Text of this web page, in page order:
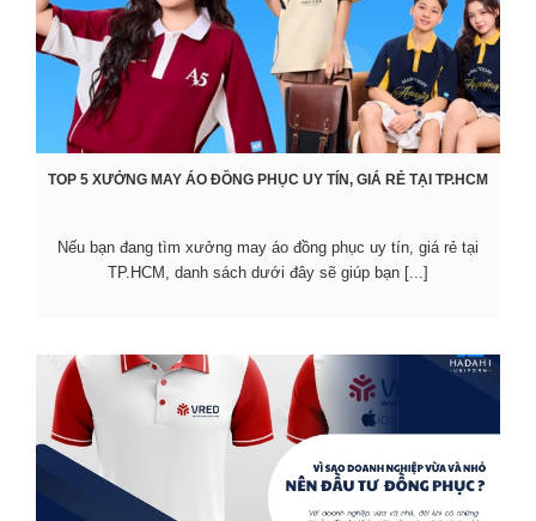
TOP 5 XƯỞNG MAY ÁO ĐỒNG PHỤC UY TÍN, GIÁ RẺ TẠI TP.HCM
Nếu bạn đang tìm xưởng may áo đồng phục uy tín, giá rẻ tại
TP.HCM, danh sách dưới đây sẽ giúp bạn [...]